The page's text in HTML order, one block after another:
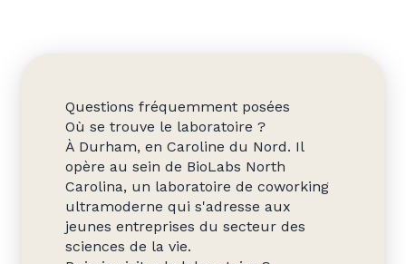
Questions fréquemment posées
Où se trouve le laboratoire ?
À Durham, en Caroline du Nord. Il
opère au sein de BioLabs North
Carolina, un laboratoire de coworking
ultramoderne qui s'adresse aux
jeunes entreprises du secteur des
sciences de la vie.